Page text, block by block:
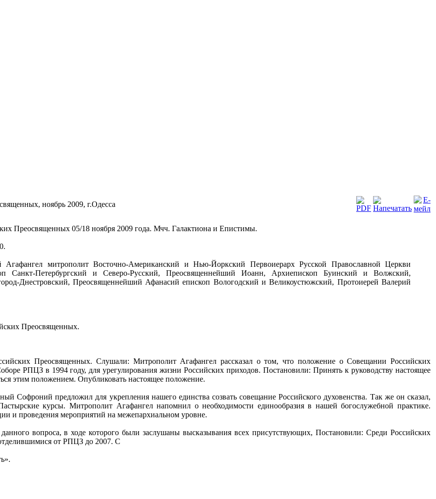
ноябрь 2009, г.Одесса
Преосвященных 05/18 ноября 2009 года. Мчч. Галактиона и Епистимы.
Агафангел митрополит Восточно-Американский и Нью-Йоркский Первоиерарх Русской Православной Церкви
Санкт-Петербургский и Северо-Русский, Преосвященнейший Иоанн, Архиепископ Буинский и Волжский,
Днестровский, Преосвященнейший Афанасий епископ Вологодский и Великоустюжский, Протоиерей Валерий
Преосвященных.
Преосвященных. Слушали: Митрополит Агафангел рассказал о том, что положение о Совещании Российских
РПЦЗ в 1994 году, для урегулирования жизни Российских приходов. Постановили: Принять к руководству настоящее
этим положением. Опубликовать настоящее положение.
Софроний предложил для укрепления нашего единства созвать совещание Российского духовенства. Так же он сказал,
курсы. Митрополит Агафангел напомнил о необходимости единообразия в нашей богослужебной практике.
и проведения мероприятий на межепархиальном уровне.
вопроса, в ходе которого были заслушаны высказывания всех присутствующих, Постановили: Среди Российских
от РПЦЗ до 2007. С